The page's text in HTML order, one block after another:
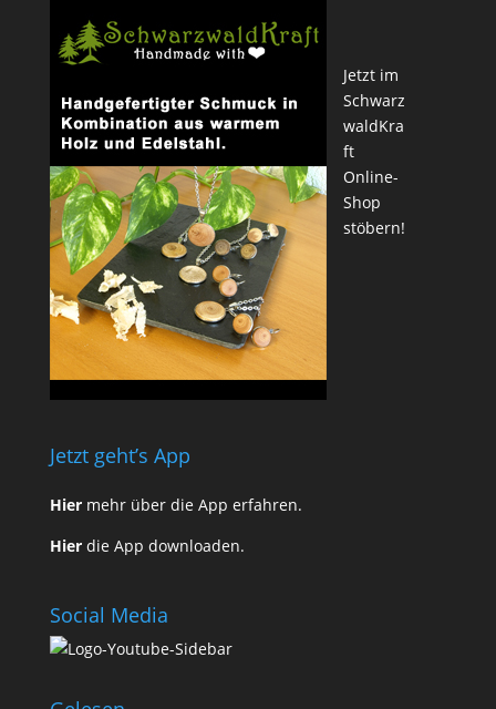
Jetzt im
Schwarz
waldKra
ft
Online-
Shop
stöbern!
Jetzt geht’s App
Hiermehr über die App erfahren.
Hierdie App downloaden.
Social Media